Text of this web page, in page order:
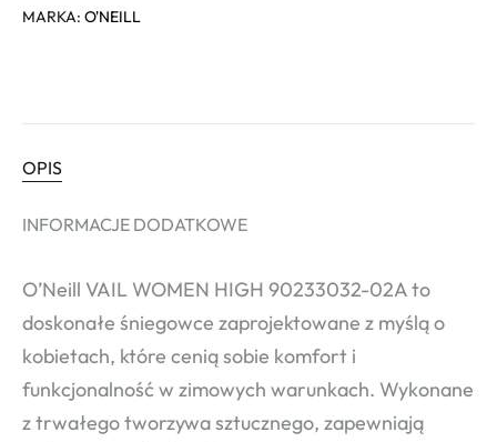
MARKA: O'NEILL
OPIS
INFORMACJE DODATKOWE
O’Neill VAIL WOMEN HIGH 90233032-02A to
doskonałe śniegowce zaprojektowane z myślą o
kobietach, które cenią sobie komfort i
funkcjonalność w zimowych warunkach. Wykonane
z trwałego tworzywa sztucznego, zapewniają